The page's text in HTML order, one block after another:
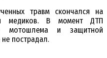
травм скончался на
медиков. В момент ДТП
мотошлема и защитной
пострадал.